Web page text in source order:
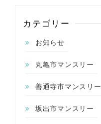
カテゴリー
お知らせ
丸亀市マンスリー
善通寺市マンスリー
坂出市マンスリー